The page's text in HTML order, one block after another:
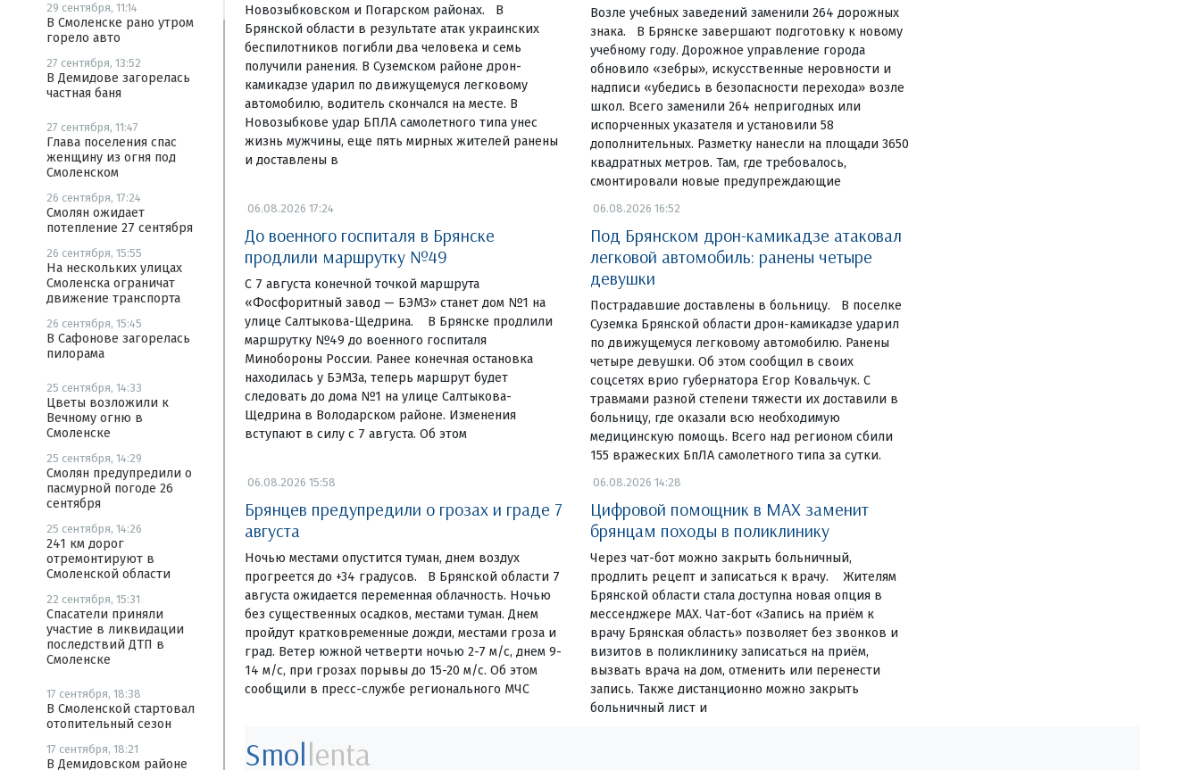
29 сентября, 11:14
В Смоленске рано утром
горело авто
27 сентября, 13:52
В Демидове загорелась
частная баня
27 сентября, 11:47
Глава поселения спас
женщину из огня под
Смоленском
26 сентября, 17:24
Смолян ожидает
потепление 27 сентября
26 сентября, 15:55
На нескольких улицах
Смоленска ограничат
движение транспорта
26 сентября, 15:45
В Сафонове загорелась
пилорама
25 сентября, 14:33
Цветы возложили к
Вечному огню в
Смоленске
25 сентября, 14:29
Смолян предупредили о
пасмурной погоде 26
сентября
25 сентября, 14:26
241 км дорог
отремонтируют в
Смоленской области
22 сентября, 15:31
Спасатели приняли
участие в ликвидации
последствий ДТП в
Смоленске
17 сентября, 18:38
В Смоленской стартовал
отопительный сезон
17 сентября, 18:21
В Демидовском районе
Новозыбковском и Погарском районах. В
Брянской области в результате атак украинских
беспилотников погибли два человека и семь
получили ранения. В Суземском районе дрон-
камикадзе ударил по движущемуся легковому
автомобилю, водитель скончался на месте. В
Новозыбкове удар БПЛА самолетного типа унес
жизнь мужчины, еще пять мирных жителей ранены
и доставлены в
Возле учебных заведений заменили 264 дорожных
знака. В Брянске завершают подготовку к новому
учебному году. Дорожное управление города
обновило «зебры», искусственные неровности и
надписи «убедись в безопасности перехода» возле
школ. Всего заменили 264 непригодных или
испорченных указателя и установили 58
дополнительных. Разметку нанесли на площади 3650
квадратных метров. Там, где требовалось,
смонтировали новые предупреждающие
06.08.2026 17:24
До военного госпиталя в Брянске
продлили маршрутку №49
С 7 августа конечной точкой маршрута
«Фосфоритный завод — БЭМЗ» станет дом №1 на
улице Салтыкова-Щедрина. В Брянске продлили
маршрутку №49 до военного госпиталя
Минобороны России. Ранее конечная остановка
находилась у БЭМЗа, теперь маршрут будет
следовать до дома №1 на улице Салтыкова-
Щедрина в Володарском районе. Изменения
вступают в силу с 7 августа. Об этом
06.08.2026 16:52
Под Брянском дрон-камикадзе атаковал
легковой автомобиль: ранены четыре
девушки
Пострадавшие доставлены в больницу. В поселке
Суземка Брянской области дрон-камикадзе ударил
по движущемуся легковому автомобилю. Ранены
четыре девушки. Об этом сообщил в своих
соцсетях врио губернатора Егор Ковальчук. С
травмами разной степени тяжести их доставили в
больницу, где оказали всю необходимую
медицинскую помощь. Всего над регионом сбили
155 вражеских БпЛА самолетного типа за сутки.
06.08.2026 15:58
Брянцев предупредили о грозах и граде 7
августа
Ночью местами опустится туман, днем воздух
прогреется до +34 градусов. В Брянской области 7
августа ожидается переменная облачность. Ночью
без существенных осадков, местами туман. Днем
пройдут кратковременные дожди, местами гроза и
град. Ветер южной четверти ночью 2-7 м/с, днем 9-
14 м/с, при грозах порывы до 15-20 м/с. Об этом
сообщили в пресс-службе регионального МЧС
06.08.2026 14:28
Цифровой помощник в MAX заменит
брянцам походы в поликлинику
Через чат-бот можно закрыть больничный,
продлить рецепт и записаться к врачу. Жителям
Брянской области стала доступна новая опция в
мессенджере MAX. Чат-бот «Запись на приём к
врачу Брянская область» позволяет без звонков и
визитов в поликлинику записаться на приём,
вызвать врача на дом, отменить или перенести
запись. Также дистанционно можно закрыть
больничный лист и
Smollenta